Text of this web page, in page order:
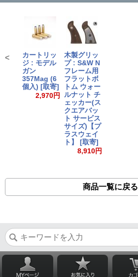
カートリッ
ジ : モデル
ガン
357Mag (6
個入) [取寄]
2,970円
木製グリッ
プ : S&W N
フレーム用
フラットボ
トム ウォー
ルナット チ
ェッカー(ス
クエアバッ
ト サービス
サイズ)【プ
ラスウェイ
ト】 [取寄]
8,910円
<
商品一覧に戻る